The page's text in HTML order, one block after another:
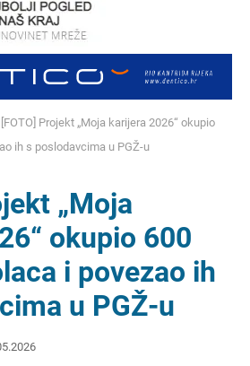
[FOTO] Projekt „Moja karijera 2026“ okupio
ih s poslodavcima u PGŽ-u
„Moja
okupio 600
i povezao ih
u PGŽ-u